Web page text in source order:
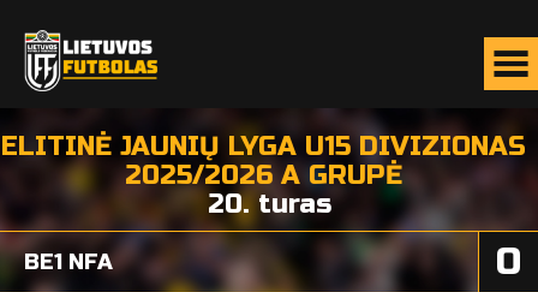
ELITINĖ JAUNIŲ LYGA U15 DIVIZIONAS
2025/2026 A GRUPĖ
20. turas
0
BE1 NFA